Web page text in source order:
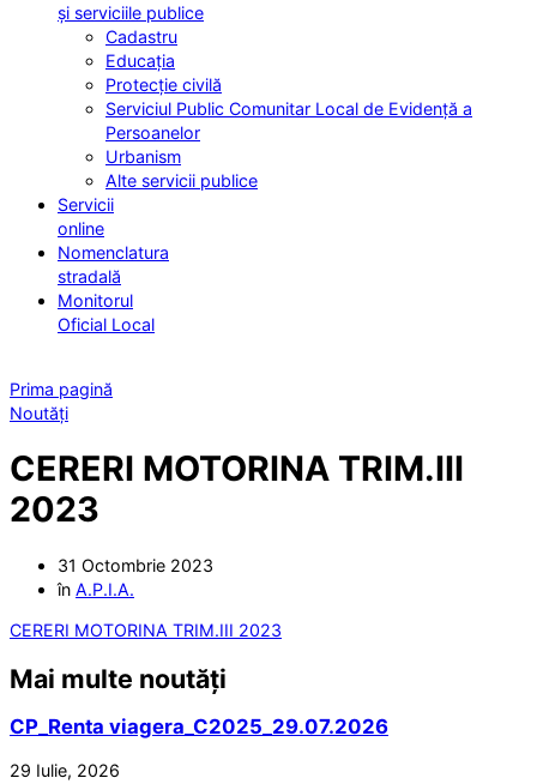
și serviciile publice
Cadastru
Educația
Protecție civilă
Serviciul Public Comunitar Local de Evidență a
Persoanelor
Urbanism
Alte servicii publice
Servicii
online
Nomenclatura
stradală
Monitorul
Oficial Local
Prima pagină
Noutăți
CERERI MOTORINA TRIM.III
2023
31 Octombrie 2023
în A.P.I.A.
CERERI MOTORINA TRIM.III 2023
Mai multe noutăți
CP_Renta viagera_C2025_29.07.2026
29 Iulie, 2026